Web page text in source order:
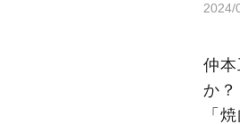
2024/
仲
か
「